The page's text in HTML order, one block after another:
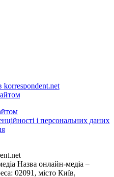
korrespondent.net
і персональних даних
Назва онлайн-медіа –
02091, місто Київ,